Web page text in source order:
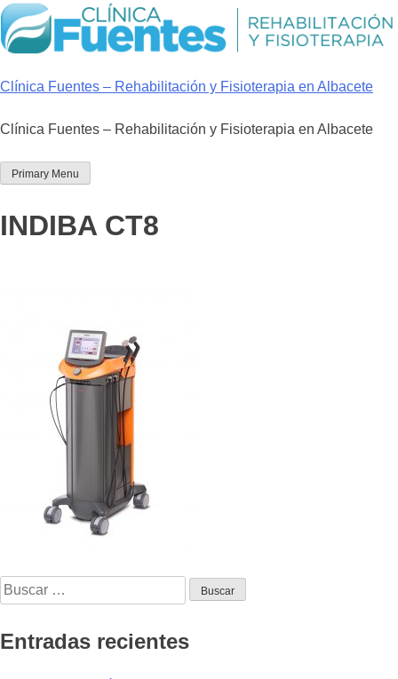
Skip
to
content
Clínica Fuentes – Rehabilitación y Fisioterapia en Albacete
Clínica Fuentes – Rehabilitación y Fisioterapia en Albacete
Primary Menu
INDIBA CT8
Buscar:
Entradas recientes